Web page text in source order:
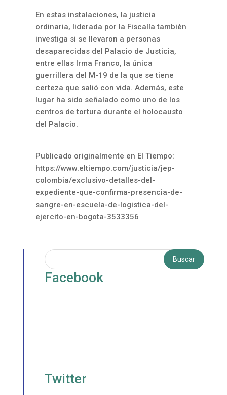
En estas instalaciones, la justicia
ordinaria, liderada por la Fiscalía también
investiga si se llevaron a personas
desaparecidas del Palacio de Justicia,
entre ellas Irma Franco, la única
guerrillera del M-19 de la que se tiene
certeza que salió con vida. Además, este
lugar ha sido señalado como uno de los
centros de tortura durante el holocausto
del Palacio.
Publicado originalmente en El Tiempo:
https://www.eltiempo.com/justicia/jep-
colombia/exclusivo-detalles-del-
expediente-que-confirma-presencia-de-
sangre-en-escuela-de-logistica-del-
ejercito-en-bogota-3533356
Facebook
Twitter